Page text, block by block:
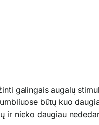
galingais augalų
būtų kuo
ir nieko daugiau